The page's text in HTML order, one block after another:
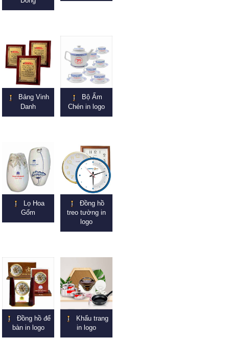
Bảng Vinh
Danh
Bộ Ấm
Chén in logo
Lọ Hoa
Gốm
Đồng hồ
treo tường in
logo
Đồng hồ để
bàn in logo
Khẩu trang
in logo